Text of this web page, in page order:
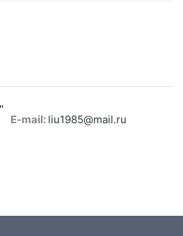
E-mail: liu1985@mail.ru